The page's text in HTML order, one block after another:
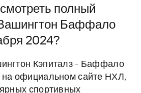
полный
Баффало
2024?
Кэпиталз - Баффало
на официальном сайте НХЛ,
спортивных